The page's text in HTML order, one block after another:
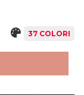
37 COLORI